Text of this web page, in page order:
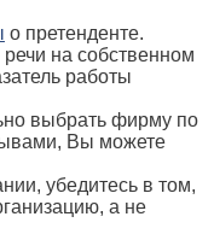
о претенденте.
на собственном
работы
выбрать фирму по
Вы можете
убедитесь в том,
а не